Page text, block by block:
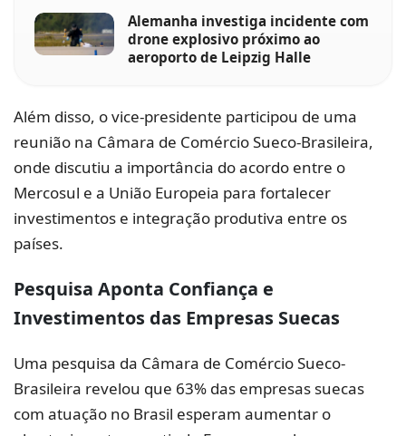
Alemanha investiga incidente com
drone explosivo próximo ao
aeroporto de Leipzig Halle
Além disso, o vice-presidente participou de uma
reunião na Câmara de Comércio Sueco-Brasileira,
onde discutiu a importância do acordo entre o
Mercosul e a União Europeia para fortalecer
investimentos e integração produtiva entre os
países.
Pesquisa Aponta Confiança e
Investimentos das Empresas Suecas
Uma pesquisa da Câmara de Comércio Sueco-
Brasileira revelou que 63% das empresas suecas
com atuação no Brasil esperam aumentar o